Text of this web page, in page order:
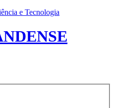
e Tecnologia